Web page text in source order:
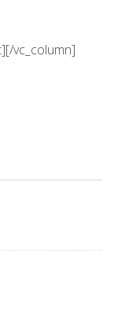
vc_column]